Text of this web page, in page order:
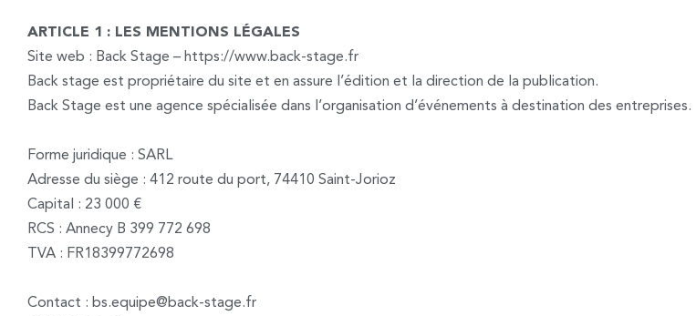
ARTICLE 1 : LES MENTIONS LÉGALES
Site web : Back Stage – https://www.back-stage.fr
Back stage est propriétaire du site et en assure l’édition et la direction de la publication.
Back Stage est une agence spécialisée dans l’organisation d’événements à destination des entreprises.
Forme juridique : SARL
Adresse du siège : 412 route du port, 74410 Saint-Jorioz
Capital : 23 000 €
RCS : Annecy B 399 772 698
TVA : FR18399772698
Contact : bs.equipe@back-stage.fr